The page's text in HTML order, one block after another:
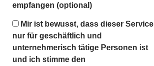
empfangen (optional)
Mir ist bewusst, dass dieser Service
nur für geschäftlich und
unternehmerisch tätige Personen ist
und ich stimme den